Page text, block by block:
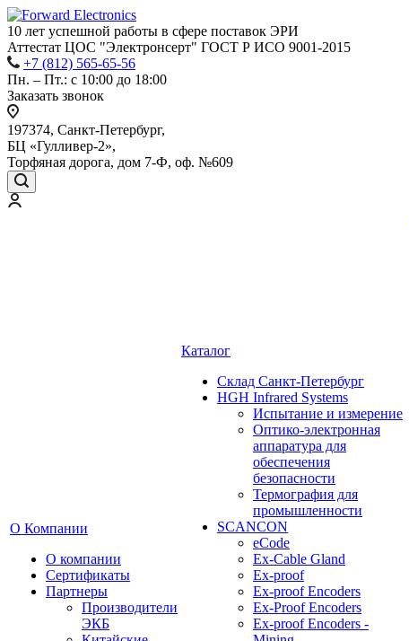
10 лет успешной работы в сфере поставок ЭРИ
Аттестат ЦОС "Электронсерт" ГОСТ Р ИСО 9001-2015
+7 (812) 565-65-56
Пн. – Пт.: с 10:00 до 18:00
Заказать звонок
197374, Санкт-Петербург,
БЦ «Гулливер-2»,
Торфяная дорога, дом 7-Ф, оф. №609
О Компании
О компании
Сертификаты
Партнеры
Производители
ЭКБ
Каталог
Cклад Санкт-Петербург
HGH Infrared Systems
Испытание и измерение
Оптико-электронная
аппаратура для
обеспечения
безопасности
Термография для
промышленности
SCANCON
eCode
Ex-Cable Gland
Ex-proof
Ex-proof Encoders
Ex-Proof Encoders
Ex-proof Encoders -